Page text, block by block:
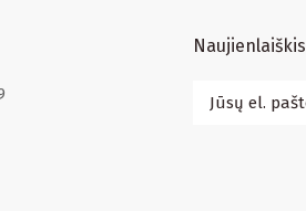
Naujienlaiškis